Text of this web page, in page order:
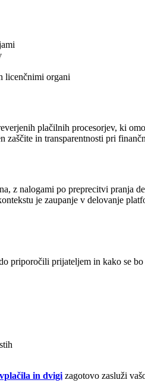
licenčnimi organi
plačilnih procesorjev, ki
in transparentnosti pri
z nalogami po preprecitvi pranja
je zaupanje v delovanje
priporočili prijateljem in kako se
in dvigi zagotovo zasluži